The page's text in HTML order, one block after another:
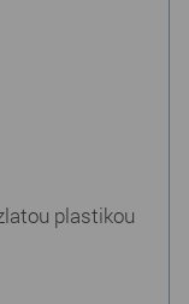
plastikou